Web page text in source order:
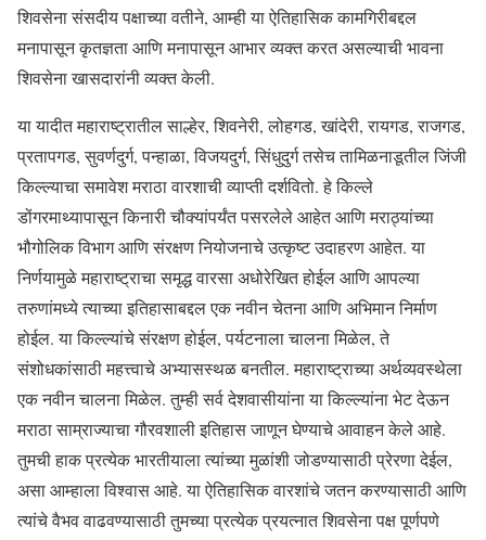
शिवसेना संसदीय पक्षाच्या वतीने, आम्ही या ऐतिहासिक कामगिरीबद्दल
मनापासून कृतज्ञता आणि मनापासून आभार व्यक्त करत असल्याची भावना
शिवसेना खासदारांनी व्यक्त केली.
या यादीत महाराष्ट्रातील साल्हेर, शिवनेरी, लोहगड, खांदेरी, रायगड, राजगड,
प्रतापगड, सुवर्णदुर्ग, पन्हाळा, विजयदुर्ग, सिंधुदुर्ग तसेच तामिळनाडूतील जिंजी
किल्ल्याचा समावेश मराठा वारशाची व्याप्ती दर्शवितो. हे किल्ले
डोंगरमाथ्यापासून किनारी चौक्यांपर्यंत पसरलेले आहेत आणि मराठ्यांच्या
भौगोलिक विभाग आणि संरक्षण नियोजनाचे उत्कृष्ट उदाहरण आहेत. या
निर्णयामुळे महाराष्ट्राचा समृद्ध वारसा अधोरेखित होईल आणि आपल्या
तरुणांमध्ये त्याच्या इतिहासाबद्दल एक नवीन चेतना आणि अभिमान निर्माण
होईल. या किल्ल्यांचे संरक्षण होईल, पर्यटनाला चालना मिळेल, ते
संशोधकांसाठी महत्त्वाचे अभ्यासस्थळ बनतील. महाराष्ट्राच्या अर्थव्यवस्थेला
एक नवीन चालना मिळेल. तुम्ही सर्व देशवासीयांना या किल्ल्यांना भेट देऊन
मराठा साम्राज्याचा गौरवशाली इतिहास जाणून घेण्याचे आवाहन केले आहे.
तुमची हाक प्रत्येक भारतीयाला त्यांच्या मुळांशी जोडण्यासाठी प्रेरणा देईल,
असा आम्हाला विश्वास आहे. या ऐतिहासिक वारशांचे जतन करण्यासाठी आणि
त्यांचे वैभव वाढवण्यासाठी तुमच्या प्रत्येक प्रयत्नात शिवसेना पक्ष पूर्णपणे